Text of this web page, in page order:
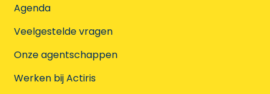
Agenda
Veelgestelde vragen
Onze agentschappen
Werken bij Actiris